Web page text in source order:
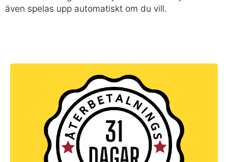
även spelas upp automatiskt om du vill.